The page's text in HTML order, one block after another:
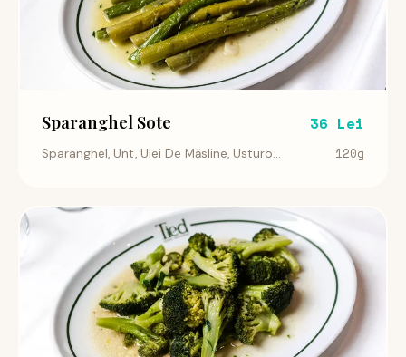
Sparanghel Sote 36 Lei
Sparanghel, Unt, Ulei De Măsline, Usturo... 120g